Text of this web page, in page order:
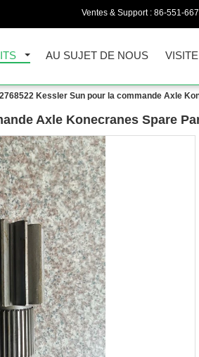
Ventes & Support : 86-551-
AU SUJET DE NOUS
Kessler Sun pour la commande Axle
Axle Konecranes Spare